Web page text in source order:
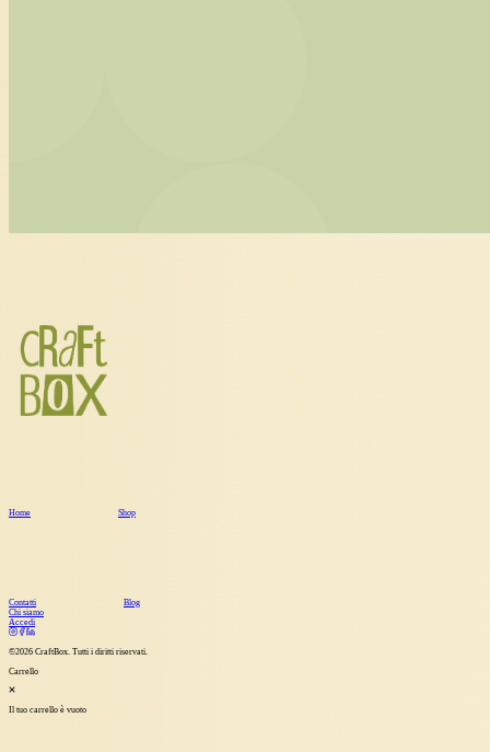
Home Shop
Contatti
Blog
Chi siamo
Accedi
©2026 CraftBox. Tutti i diritti riservati.
Carrello
Il tuo carrello è vuoto